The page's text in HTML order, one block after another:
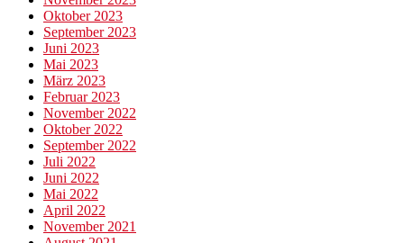
Oktober 2023
September 2023
Juni 2023
Mai 2023
März 2023
Februar 2023
November 2022
Oktober 2022
September 2022
Juli 2022
Juni 2022
Mai 2022
April 2022
November 2021